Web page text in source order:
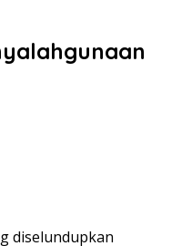
diselundupkan